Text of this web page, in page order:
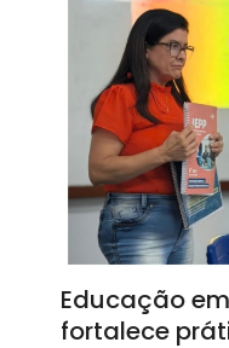
Educação
fortalece